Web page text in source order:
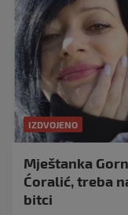
IZDVOJENO
Mještanka
Ćoralić, treba
bitci